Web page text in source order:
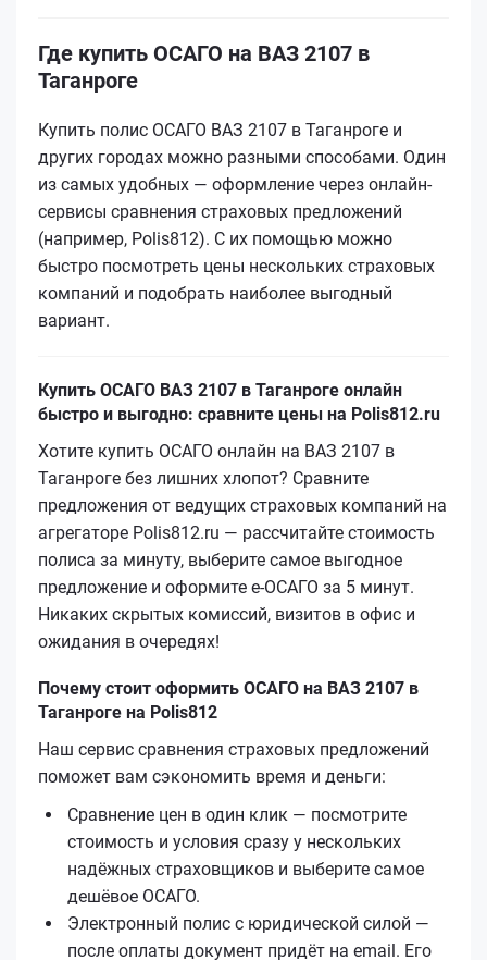
Где купить ОСАГО на ВАЗ 2107 в
Таганроге
Купить полис ОСАГО ВАЗ 2107 в Таганроге и
других городах можно разными способами. Один
из самых удобных — оформление через онлайн-
сервисы сравнения страховых предложений
(например, Polis812). С их помощью можно
быстро посмотреть цены нескольких страховых
компаний и подобрать наиболее выгодный
вариант.
Купить ОСАГО ВАЗ 2107 в Таганроге онлайн
быстро и выгодно: сравните цены на Polis812.ru
Хотите купить ОСАГО онлайн на ВАЗ 2107 в
Таганроге без лишних хлопот? Сравните
предложения от ведущих страховых компаний на
агрегаторе Polis812.ru — рассчитайте стоимость
полиса за минуту, выберите самое выгодное
предложение и оформите е‑ОСАГО за 5 минут.
Никаких скрытых комиссий, визитов в офис и
ожидания в очередях!
Почему стоит оформить ОСАГО на ВАЗ 2107 в
Таганроге на Polis812
Наш сервис сравнения страховых предложений
поможет вам сэкономить время и деньги:
Сравнение цен в один клик — посмотрите
стоимость и условия сразу у нескольких
надёжных страховщиков и выберите самое
дешёвое ОСАГО.
Электронный полис с юридической силой —
после оплаты документ придёт на email. Его